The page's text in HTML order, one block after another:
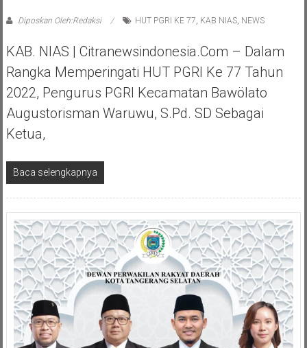
Diposkan Oleh:Redaksi HUT PGRI KE 77, KAB NIAS, NEWS
KAB. NIAS | Citranewsindonesia.com – Dalam
Rangka Memperingati HUT PGRI Ke 77 Tahun
2022, Pengurus PGRI Kecamatan Bawölato
Augustorisman Waruwu, S.Pd. SD Sebagai
Ketua,
Baca selengkapnya